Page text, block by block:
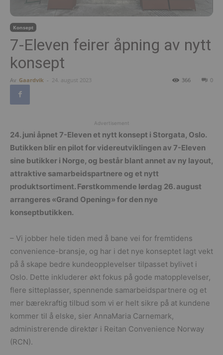
Konsept
7-Eleven feirer åpning av nytt
konsept
Av Gaardvik - 24. august 2023 0
366
Advertisement
24. juni åpnet 7-Eleven et nytt konsept i Storgata, Oslo.
Butikken blir en pilot for videreutviklingen av 7-Eleven
sine butikker i Norge, og består blant annet av ny layout,
attraktive samarbeidspartnere og et nytt
produktsortiment. Førstkommende lørdag 26. august
arrangeres «Grand Opening» for den nye
konseptbutikken.
– Vi jobber hele tiden med å bane vei for fremtidens
convenience-bransje, og har i det nye konseptet lagt vekt
på å skape bedre kundeopplevelser tilpasset bylivet i
Oslo. Dette inkluderer økt fokus på gode matopplevelser,
flere sitteplasser, spennende samarbeidspartnere og et
mer bærekraftig tilbud som vi er helt sikre på at kundene
kommer til å elske, sier AnnaMaria Carnemark,
administrerende direktør i Reitan Convenience Norway
(RCN).